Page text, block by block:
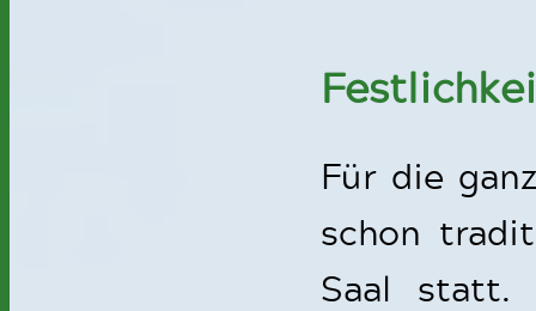
Für die
schon
Saal statt.